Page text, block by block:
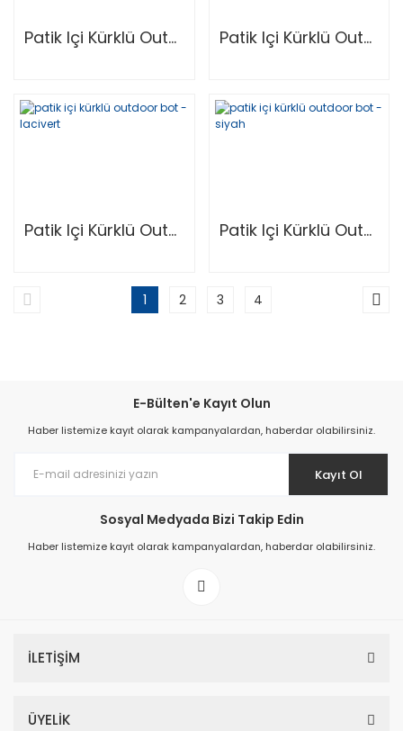
Patik Içi Kürklü Outdoor Bot - Haki Patik Içi Kürklü Outdoor Bot - Siyah/Kırmızı
Patik Içi Kürklü Outdoor Bot - Lacivert Patik Içi Kürklü Outdoor Bot - Siyah
1 2 3 4
E-Bülten'e Kayıt Olun
Haber listemize kayıt olarak kampanyalardan, haberdar olabilirsiniz.
Kayıt Ol
Sosyal Medyada Bizi Takip Edin
Haber listemize kayıt olarak kampanyalardan, haberdar olabilirsiniz.
İLETİŞİM
ÜYELİK